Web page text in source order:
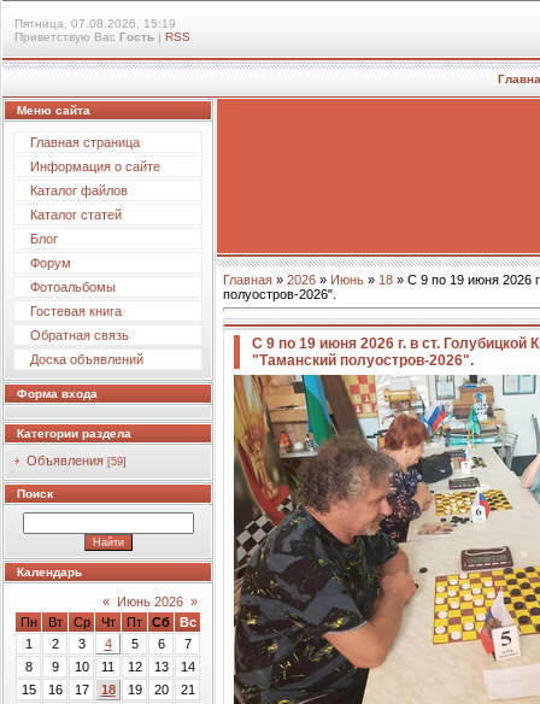
Пятница, 07.08.2026, 15:19
Приветствую Вас Гость | RSS
Меню сайта
Главная страница
Информация о сайте
Каталог файлов
Каталог статей
Блог
Форум
Фотоальбомы
Гостевая книга
Обратная связь
Доска объявлений
Форма входа
Категории раздела
Объявления [59]
Поиск
Календарь
« Июнь 2026 »
Пн
Вт Ср Чт Пт Сб
Вс
1
2 3 4 5 6
7
8
9 10 11 12 13
14
15
16 17 18 19 20
21
Главная » 2026 » Июнь » 18 » С 9 по 19 июня 2026
полуостров-2026".
С 9 по 19 июня 2026 г. в ст.
"Таманский полуостров-2026".